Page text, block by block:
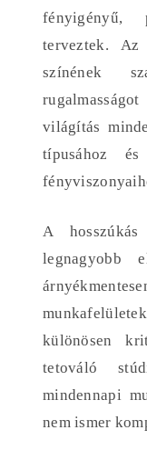
fényigényű,
terveztek.
színének
világítás
típusához
A
legnagyobb
különösen
tetováló
mindennapi
nem ismer